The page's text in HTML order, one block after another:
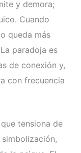
y demora;
Cuando
queda más
paradoja es
de conexión y,
con frecuencia
tensiona de